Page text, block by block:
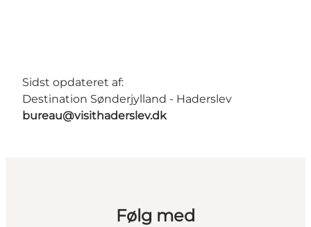
Sidst opdateret af:
Destination Sønderjylland - Haderslev
bureau@visithaderslev.dk
Følg med